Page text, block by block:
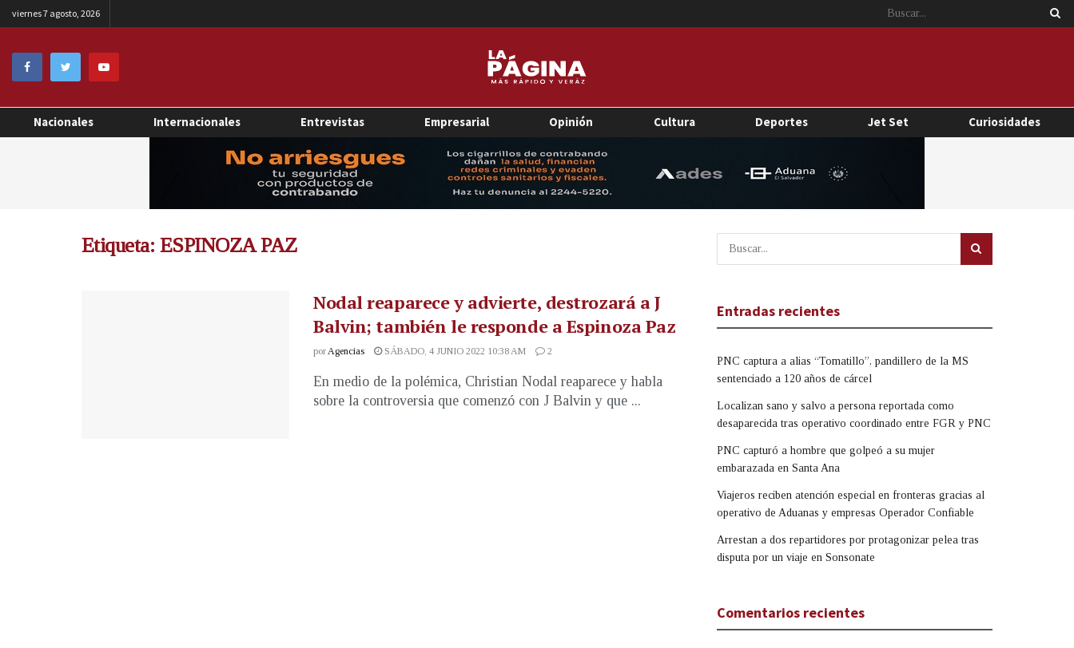
viernes 7 agosto, 2026
Nacionales Internacionales Entrevistas Empresarial Opinión Cultura Deportes Jet Set Curiosidades
Etiqueta: ESPINOZA PAZ
Nodal reaparece y advierte, destrozará a J
Balvin; también le responde a Espinoza Paz
porAgencias SÁBADO, 4 JUNIO 2022 10:38 AM 2
En medio de la polémica, Christian Nodal reaparece y habla
sobre la controversia que comenzó con J Balvin y que ...
Entradas recientes
PNC captura a alias “Tomatillo”, pandillero de la MS
sentenciado a 120 años de cárcel
Localizan sano y salvo a persona reportada como
desaparecida tras operativo coordinado entre FGR y PNC
PNC capturó a hombre que golpeó a su mujer
embarazada en Santa Ana
Viajeros reciben atención especial en fronteras gracias al
operativo de Aduanas y empresas Operador Confiable
Arrestan a dos repartidores por protagonizar pelea tras
disputa por un viaje en Sonsonate
Comentarios recientes